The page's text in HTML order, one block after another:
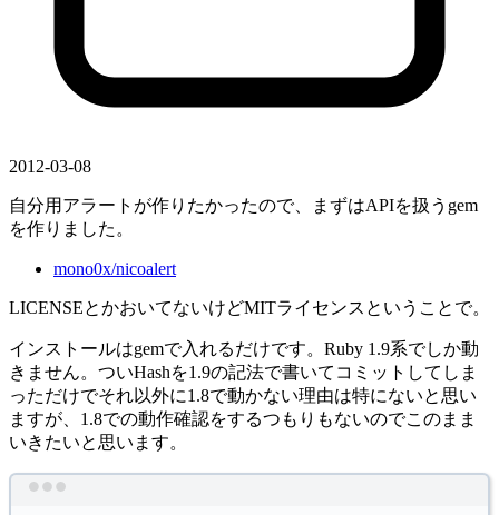
2012-03-08
自分用アラートが作りたかったので、まずはAPIを扱うgem
を作りました。
mono0x/nicoalert
LICENSEとかおいてないけどMITライセンスということで。
インストールはgemで入れるだけです。Ruby 1.9系でしか動
きません。ついHashを1.9の記法で書いてコミットしてしま
っただけでそれ以外に1.8で動かない理由は特にないと思い
ますが、1.8での動作確認をするつもりもないのでこのまま
いきたいと思います。